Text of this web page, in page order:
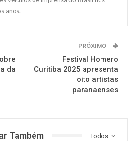
anos.
da
PRÓXIMO
Festival Homero
Curitiba 2025 apresenta
oito artistas
paranaenses
Todos
Também